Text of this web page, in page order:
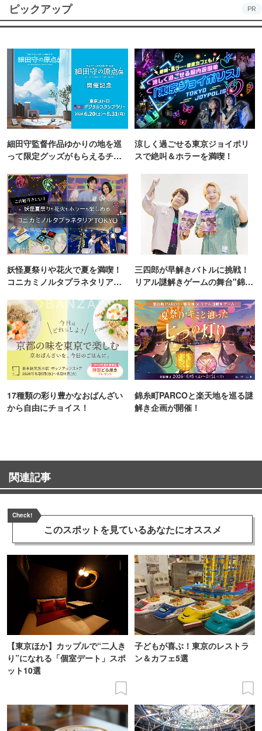
ピックアップ PR
細田守監督作品ゆかりの地を巡
って限定グッズがもらえるチャ
涼しく過ごせる東京ジョイポリ
スで絶叫＆ホラーを満喫！
妖怪夏祭りや花火で夏を満喫！
コニカミノルタプラネタリア
三四郎が早解きバトルに挑戦！
リアル謎解きゲームの舞台"錦糸
17種類の彩り豊かなおばんざい
から自由にチョイス！
錦糸町PARCOと楽天地を巡る謎
解き企画が開催！
関連記事
Check!
このスポットを見ているあなたにオススメ
【東京ほか】カップルで“二人き
り”になれる「個室デート」スポ
ット10選
子どもが喜ぶ！東京のレストラ
ン＆カフェ5選